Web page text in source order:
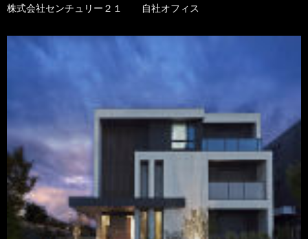
株式会社センチュリー２１ 自社オフィス